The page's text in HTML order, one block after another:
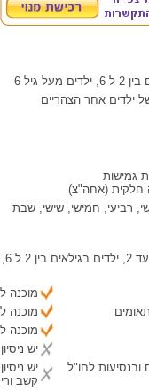
ילדים אחר הצהריים
גמישות
(אחה"צ)
רביעי, חמישי, שישי, שבת
ובנסיעות לחו"ל
מוכנה
מוכנה
מוכנה
יש
יש
קשב